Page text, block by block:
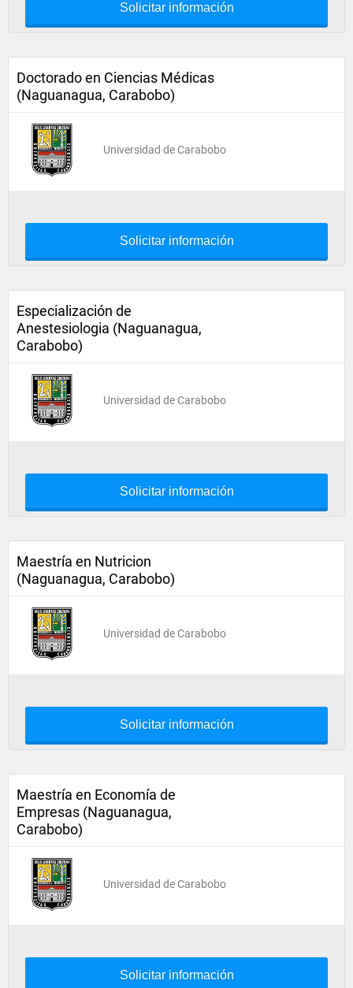
Solicitar información
Doctorado en Ciencias Médicas
(Naguanagua, Carabobo)
Universidad de Carabobo
Solicitar información
Especialización de
Anestesiologia (Naguanagua,
Carabobo)
Universidad de Carabobo
Solicitar información
Maestría en Nutricion
(Naguanagua, Carabobo)
Universidad de Carabobo
Solicitar información
Maestría en Economía de
Empresas (Naguanagua,
Carabobo)
Universidad de Carabobo
Solicitar información